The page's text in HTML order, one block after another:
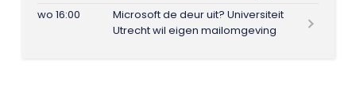
wo 16:00
Microsoft de deur uit? Universiteit
Utrecht wil eigen mailomgeving